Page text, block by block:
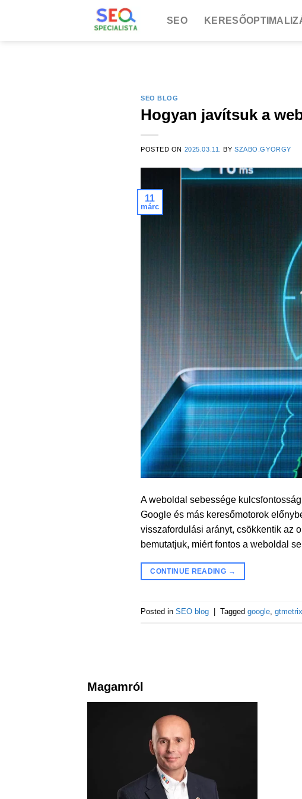
SEO
SEO BLOG
Hogyan javítsuk a
POSTED ON 2025.03.11. BYSZABO.GYORGY
11
márc
A weboldal sebessége
Google és más keresőmotorok
visszafordulási arányt, csökkentik az
bemutatjuk, miért fontos a weboldal
CONTINUE READING →
Posted in SEO blog Tagged google, gtmetrix
Magamról